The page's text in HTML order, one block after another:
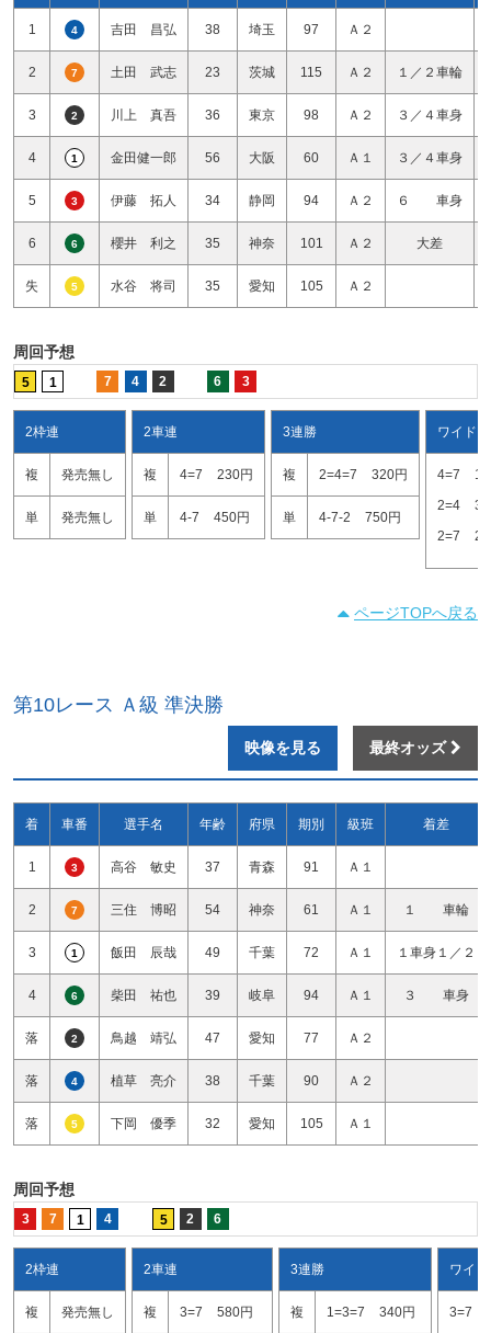
1 4 吉田 昌弘 38 埼玉 97 Ａ２
2 7 土田 武志 23 茨城 115 Ａ２ １／２車輪
3 2 川上 真吾 36 東京 98 Ａ２ ３／４車身
4 1 金田健一郎 56 大阪 60 Ａ１ ３／４車身
5 3 伊藤 拓人 34 静岡 94 Ａ２ ６ 車身
6 6 櫻井 利之 35 神奈 101 Ａ２ 大差
失 5 水谷 将司 35 愛知 105 Ａ２
周回予想
5 1 7 4 2 6 3
2枠連
複 発売無し
単 発売無し
2車連
複 4=7 230円
単 4-7 450円
3連勝
複 2=4=7 320円
単 4-7-2 750円
ワイド
4=7
2=4
2=7
ページTOPへ戻る
第10レース Ａ級 準決勝
映像を見る 最終オッズ
着 車番 選手名 年齢 府県 期別 級班 着差
1 3 高谷 敏史 37 青森 91 Ａ１
2 7 三住 博昭 54 神奈 61 Ａ１ １ 車輪
3 1 飯田 辰哉 49 千葉 72 Ａ１ １車身１／２
4 6 柴田 祐也 39 岐阜 94 Ａ１ ３ 車身
落 2 鳥越 靖弘 47 愛知 77 Ａ２
落 4 植草 亮介 38 千葉 90 Ａ２
落 5 下岡 優季 32 愛知 105 Ａ１
周回予想
3 7 1 4 5 2 6
2枠連
複 発売無し
2車連
複 3=7 580円
3連勝
複 1=3=7 340円
ワイド
3=7